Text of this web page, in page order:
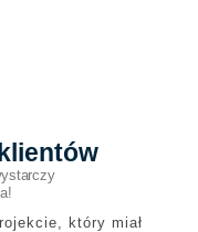
który miał